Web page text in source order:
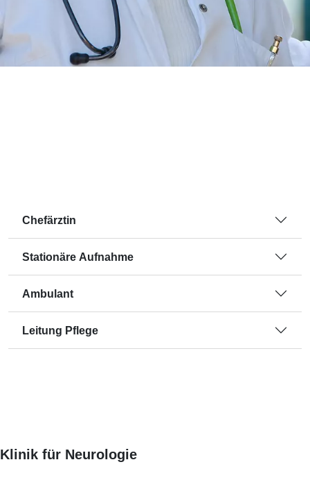
Chefärztin
Stationäre Aufnahme
Ambulant
Leitung Pflege
Klinik für Neurologie